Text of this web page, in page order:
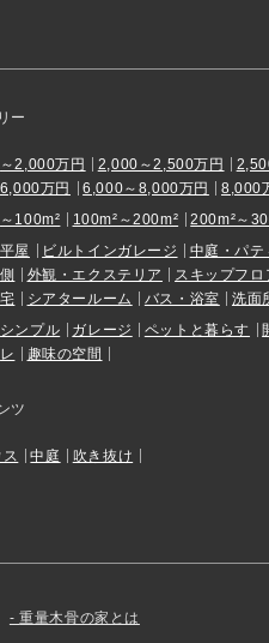
ー
～2,000万円 2,000～2,500万円
6,000万円
6,000～8,000万円
8,000
～100m² 100m²～200m² 200m²～
平屋 ビルトインガレージ 中庭・パテ
側
外観・エクステリア スキップフロ
宅
シアタールーム バス・浴室 洗面
シンプル ガレージ ペットと暮らす
レ
趣味の空間
ツ
中庭 吹き抜け
重量木骨の家とは